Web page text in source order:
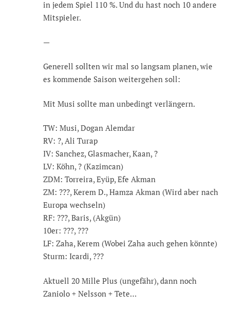
in jedem Spiel 110 %. Und du hast noch 10 andere
Mitspieler.
—
Generell sollten wir mal so langsam planen, wie
es kommende Saison weitergehen soll:
Mit Musi sollte man unbedingt verlängern.
TW: Musi, Dogan Alemdar
RV: ?, Ali Turap
IV: Sanchez, Glasmacher, Kaan, ?
LV: Köhn, ? (Kazimcan)
ZDM: Torreira, Eyüp, Efe Akman
ZM: ???, Kerem D., Hamza Akman (Wird aber nach
Europa wechseln)
RF: ???, Baris, (Akgün)
10er: ???, ???
LF: Zaha, Kerem (Wobei Zaha auch gehen könnte)
Sturm: Icardi, ???
Aktuell 20 Mille Plus (ungefähr), dann noch
Zaniolo + Nelsson + Tete…